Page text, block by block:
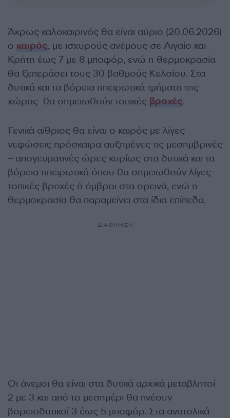
Άκρως καλοκαιρινός θα είναι αύριο (20.06.2026)
ο καιρός, με ισχυρούς ανέμους σε Αιγαίο και
Κρήτη έως 7 με 8 μποφόρ, ενώ η θερμοκρασία
θα ξεπεράσει τους 30 βαθμούς Κελσίου. Στα
δυτικά και τα βόρεια ηπειρωτικά τμήματα της
χώρας θα σημειωθούν τοπικές βροχές.
Γενικά αίθριος θα είναι ο καιρός με λίγες
νεφώσεις πρόσκαιρα αυξημένες τις μεσημβρινές
– απογευματινές ώρες κυρίως στα δυτικά και τα
βόρεια ηπειρωτικά όπου θα σημειωθούν λίγες
τοπικές βροχές ή όμβροι στα ορεινά, ενώ η
θερμοκρασία θα παραμείνει στα ίδια επίπεδα.
ΔΙΑΦΗΜΙΣΗ
Οι άνεμοι θα είναι στα δυτικά αρχικά μεταβλητοί
2 με 3 και από το μεσημέρι θα πνέουν
βορειοδυτικοί 3 έως 5 μποφόρ. Στα ανατολικά